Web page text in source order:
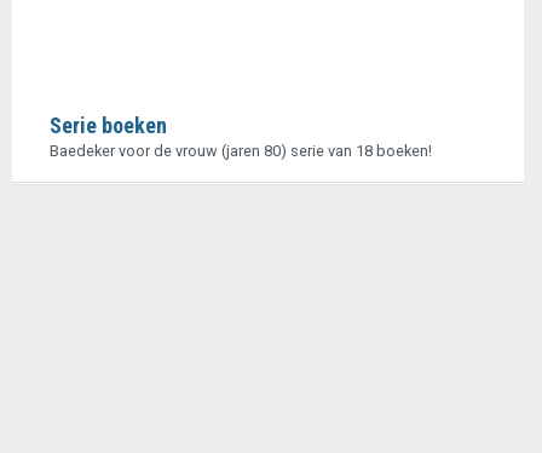
Serie boeken
Baedeker voor de vrouw (jaren 80) serie van 18 boeken!